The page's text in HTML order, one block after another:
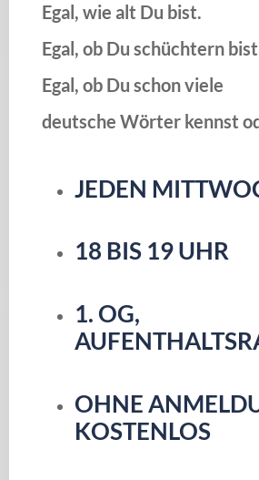
Egal, wie alt Du bist.
Egal, ob Du schüchtern
Egal, ob Du schon viele
deutsche Wörter kennst
JEDEN
18 BIS 19 UHR
1. OG,
OHNE
KOSTENLOS